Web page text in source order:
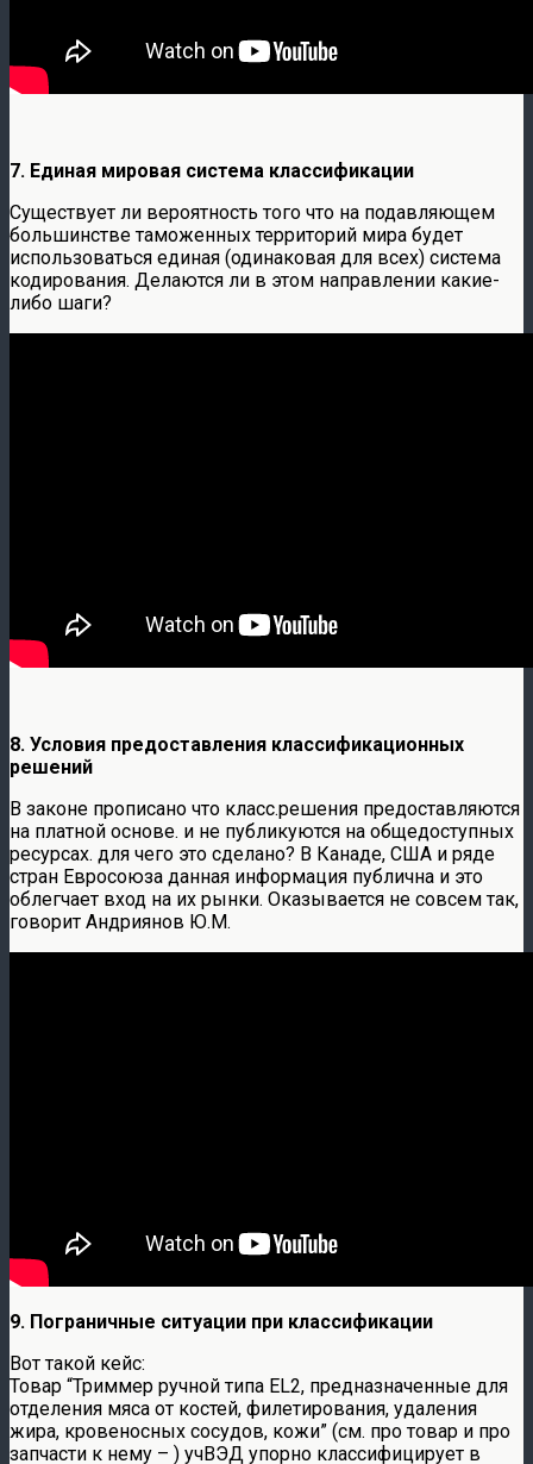
7. Единая мировая система классификации
Существует ли вероятность того что на подавляющем
большинстве таможенных территорий мира будет
использоваться единая (одинаковая для всех) система
кодирования. Делаются ли в этом направлении какие-
либо шаги?
8. Условия предоставления классификационных
решений
В законе прописано что класс.решения предоставляются
на платной основе. и не публикуются на общедоступных
ресурсах. для чего это сделано? В Канаде, США и ряде
стран Евросоюза данная информация публична и это
облегчает вход на их рынки. Оказывается не совсем так,
говорит Андриянов Ю.М.
9. Пограничные ситуации при классификации
Вот такой кейс:
Товар “Триммер ручной типа EL2, предназначенные для
отделения мяса от костей, филетирования, удаления
жира, кровеносных сосудов, кожи” (см. про товар и про
запчасти к нему – ) учВЭД упорно классифицирует в